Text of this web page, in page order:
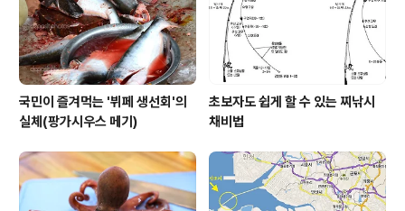
국민이 즐겨먹는 '뷔페 생선회'의
실체(팡가시우스 메기)
초보자도 쉽게 할 수 있는 찌낚시
채비법